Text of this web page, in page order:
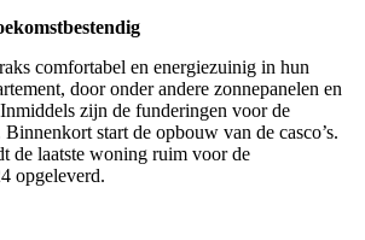
comfortabel en energiezuinig in hun
door onder andere zonnepanelen en
zijn de funderingen voor de
start de opbouw van de casco’s.
de laatste woning ruim voor de
opgeleverd.